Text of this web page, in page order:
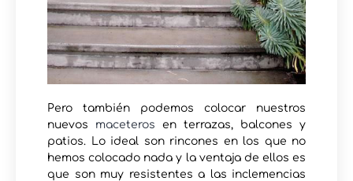
Pero también podemos colocar nuestros
nuevos maceteros en terrazas, balcones y
patios. Lo ideal son rincones en los que no
hemos colocado nada y la ventaja de ellos es
que son muy resistentes a las inclemencias